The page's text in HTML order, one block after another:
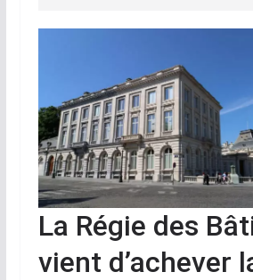
La Régie des
vient d’achever